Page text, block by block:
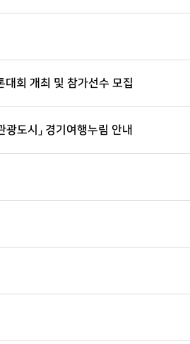
회 개최 및 참가선수 모집
도시」 경기여행누림 안내